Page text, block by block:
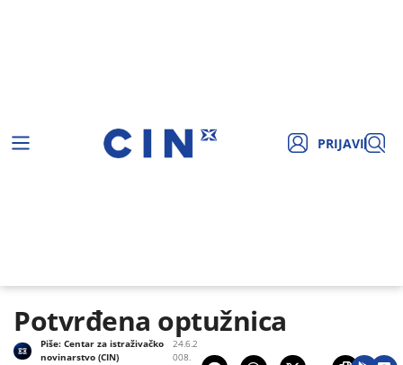
PRIJAVI
Potvrđena optužnica
24.6.2
008.
Piše:Centar za istraživačko
novinarstvo (CIN)